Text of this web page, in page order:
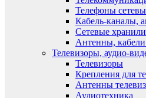
Телефоны
Кабель-каналы,
Сетевые
Антенны,
Телевизоры, аудио-
Телевизоры
Крепления для
Антенны
Аудиотехника